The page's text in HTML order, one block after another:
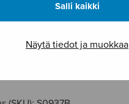
Salli kaikki
Näytä tiedot ja muokkaa